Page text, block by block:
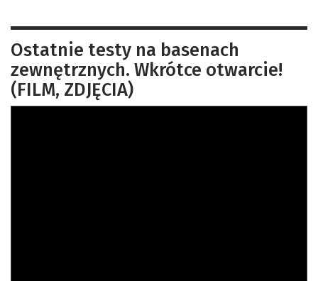
Ostatnie testy na basenach
zewnętrznych. Wkrótce otwarcie!
(FILM, ZDJĘCIA)